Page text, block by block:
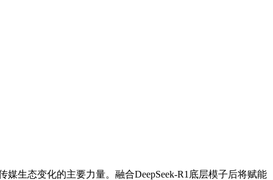
媒生态变化的主要力量。融合DeepSeek-R1底层模子后将赋能